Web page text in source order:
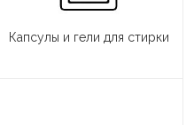
Капсулы и гели для стирки